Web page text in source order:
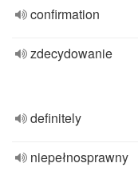
confirmation
zdecydowanie
definitely
niepełnosprawny